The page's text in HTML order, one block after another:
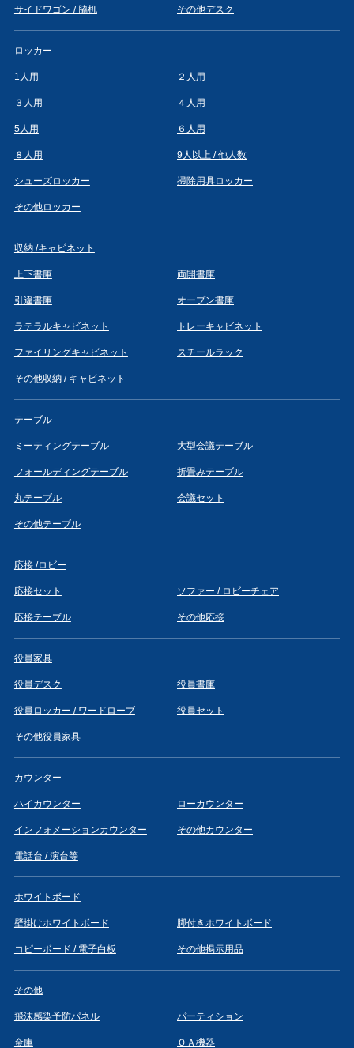
サイドワゴン / 脇机 その他デスク
ロッカー
1人用 ２人用
３人用 ４人用
5人用 ６人用
８人用 9人以上 / 他人数
シューズロッカー 掃除用具ロッカー
その他ロッカー
収納 /キャビネット
上下書庫 両開書庫
引違書庫 オープン書庫
ラテラルキャビネット トレーキャビネット
ファイリングキャビネット スチールラック
その他収納 / キャビネット
テーブル
ミーティングテーブル 大型会議テーブル
フォールディングテーブル 折畳みテーブル
丸テーブル 会議セット
その他テーブル
応接 /ロビー
応接セット ソファー / ロビーチェア
応接テーブル その他応接
役員家具
役員デスク 役員書庫
役員ロッカー / ワードローブ 役員セット
その他役員家具
カウンター
ハイカウンター ローカウンター
インフォメーションカウンター その他カウンター
電話台 / 演台等
ホワイトボード
壁掛けホワイトボード 脚付きホワイトボード
コピーボード / 電子白板 その他掲示用品
その他
飛沫感染予防パネル パーティション
金庫 ＯＡ機器